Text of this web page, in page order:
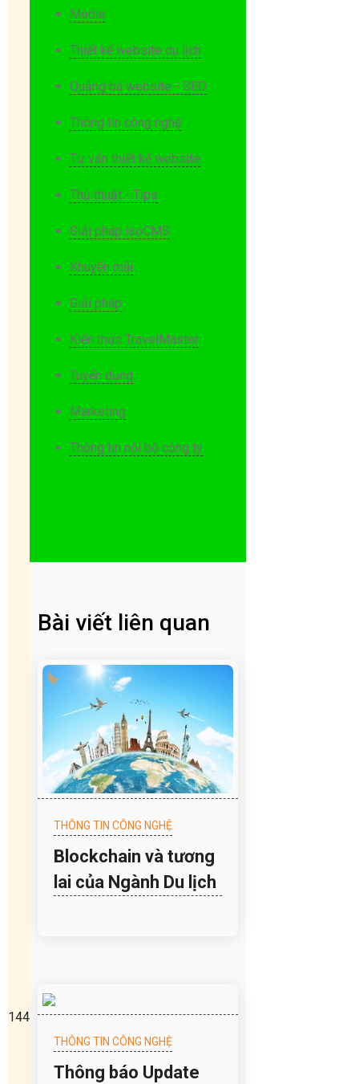
144
Media
Thiết kế website du lịch
Quảng bá website - SEO
Thông tin công nghệ
Tư vấn thiết kế website
Thủ thuật - Tips
Giải pháp isoCMS
Khuyến mãi
Giải pháp
Kiến thức TravelMaster
Tuyển dụng
Marketing
Thông tin nội bộ công ty
Bài viết liên quan
THÔNG TIN CÔNG NGHỆ
Blockchain và tương
lai của Ngành Du lịch
THÔNG TIN CÔNG NGHỆ
Thông báo Update